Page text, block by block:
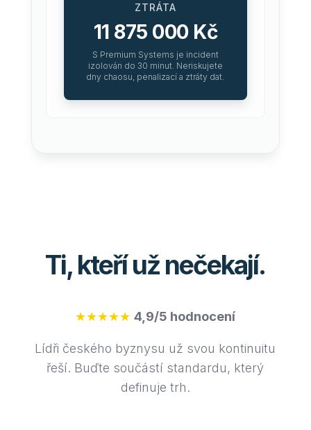
ZTRÁTA
11 875 000 Kč
S Premium Systems je incident
izolován do 30 minut. Neriskujete
dny chaosu, penalizací a ztráty dat.
Ti, kteří už nečekají.
★★★★★ 4,9/5 hodnocení
Lídři českého byznysu už svou kontinuitu
řeší. Buďte součástí standardu, který
definuje trh.